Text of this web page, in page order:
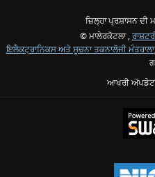
ਜ਼ਿਲ੍ਹਾ ਪ੍ਰਸ਼ਾਸਨ ਦੀ
© ਮਾਲੇਰਕੋਟਲਾ ,
ਇਲੈਕਟ੍ਰਾਨਿਕਸ ਅਤੇ ਸੂਚਨਾ ਤਕਨਾਲੋਜੀ ਮੰਤਰਾਲਾ
ਆਖਰੀ